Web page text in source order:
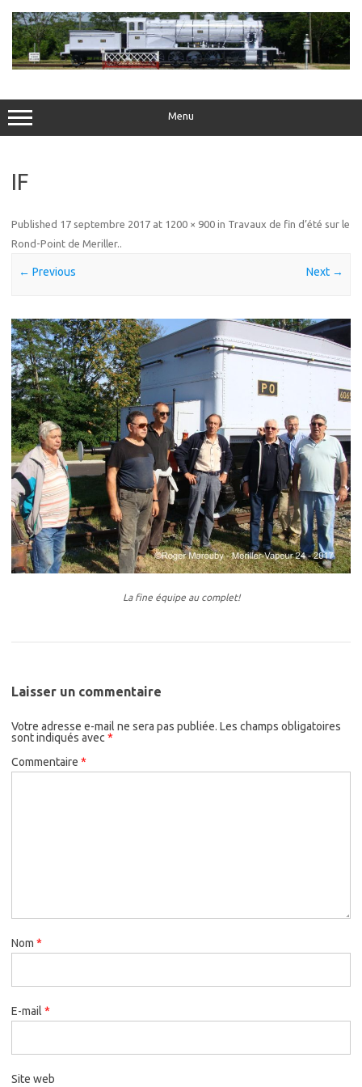
content
Menu
IF
Published 17 septembre 2017 at 1200 × 900 in Travaux de fin d’été sur le
Rond-Point de Meriller.
← Previous Next →
La fine équipe au complet!
Laisser un commentaire
Votre adresse e-mail ne sera pas publiée. Les champs obligatoires
sont indiqués avec*
Commentaire *
Nom *
E-mail *
Site web